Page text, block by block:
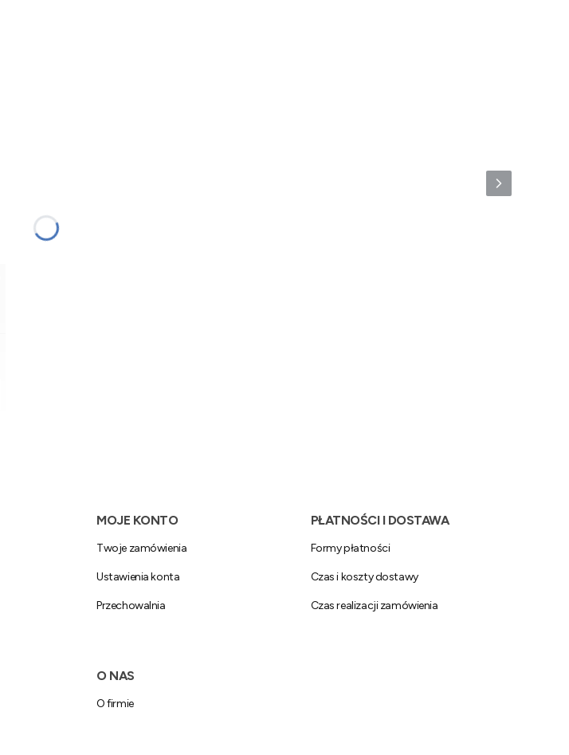
MOJE KONTO
Twoje zamówienia
Ustawienia konta
Przechowalnia
PŁATNOŚCI I DOSTAWA
Formy płatności
Czas i koszty dostawy
Czas realizacji zamówienia
O NAS
O firmie